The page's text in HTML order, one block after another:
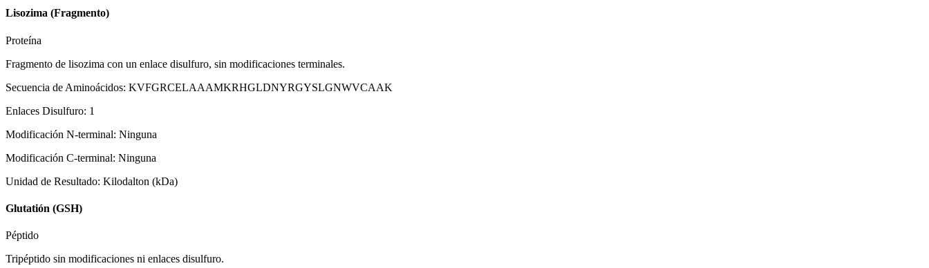
Lisozima (Fragmento)
Proteína
Fragmento de lisozima con un enlace disulfuro, sin modificaciones terminales.
Secuencia de Aminoácidos: KVFGRCELAAAMKRHGLDNYRGYSLGNWVCAAK
Enlaces Disulfuro: 1
Modificación N-terminal: Ninguna
Modificación C-terminal: Ninguna
Unidad de Resultado: Kilodalton (kDa)
Glutatión (GSH)
Péptido
Tripéptido sin modificaciones ni enlaces disulfuro.